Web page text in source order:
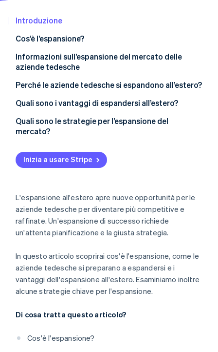
Radar
Costituzione di start-up
Climate
Verifica online dell'identità
Stripe Sessions 2026
Scopri come Stripe sta costruendo l'infrastruttura
Partner
Stripe App Marketplace
Introduzione
Cos’è l’espansione?
Informazioni sull’espansione del mercato delle
aziende tedesche
Perché le aziende tedesche si espandono all’estero?
Fattori di spinta
Fattori di attrazione
Quali sono i vantaggi di espandersi all’estero?
Aumento delle vendite e degli utili
Produzione più conveniente
Notorietà del brand
Quali sono le strategie per l’espansione del
mercato?
Sviluppo del mercato digitale
Strategia di esportazione
Joint venture
Licenze e franchising
Acquisizioni e investimenti
Inizia a usare Stripe
L'espansione all'estero apre nuove opportunità per le
aziende tedesche per diventare più competitive e
raffinate. Un'espansione di successo richiede
un'attenta pianificazione e la giusta strategia.
In questo articolo scoprirai cos'è l'espansione, come le
aziende tedesche si preparano a espandersi e i
vantaggi dell'espansione all'estero. Esaminiamo inoltre
alcune strategie chiave per l'espansione.
Di cosa tratta questo articolo?
Cos'è l'espansione?